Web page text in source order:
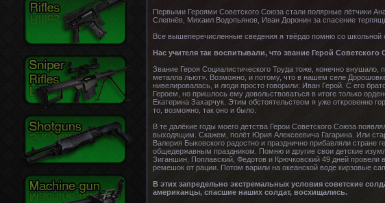
Первыми Героями Советского Союза стали полярные лётчики
Слепнёв, Михаил Водопьянов, Иван Доронин за спасение
Все вышеперечисленные сведения я твёрдо помню со школьной
Нас учителя так воспитывали, что звание Герой
Звание Героя Социалистического Труда тоже, конечно
металла льют». Возможно, и потому, что в нашем селе
нивелировалась, и люди просто говорили: Иван Герой. С его
Героем, но пришлось ему довольствоваться в итоге только
Екатерина Захарчук. Этим обстоятельством я уже откровенно
то, возможно, так оно и было.
В те далёкие годы моего детства Герои Советского Союза
выходящим. Скажем, полёт Юрия Алексеевича Гагарина. Или
Валерия Быковского радостно и празднично прибавляли
общедержавным праздником. Помню и другие свои детские
Зиганшин, Поплавский, Федотов и Крючковский 49 дней
ремешок от рации. Потом варили на океанской воде кирзовые
В этих запредельно экстремальных условия советские
американцы, спасшие наших солдат, восхищались.